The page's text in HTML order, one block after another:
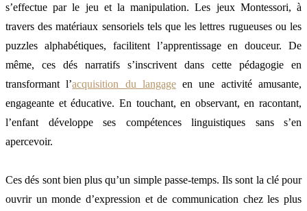
s’effectue par le jeu et la manipulation. Les jeux Montessori, à
travers des matériaux sensoriels tels que les lettres rugueuses ou les
puzzles alphabétiques, facilitent l’apprentissage en douceur. De
même, ces dés narratifs s’inscrivent dans cette pédagogie en
transformant l’acquisition du langageen une activité amusante,
engageante et éducative. En touchant, en observant, en racontant,
l’enfant développe ses compétences linguistiques sans s’en
apercevoir.
Ces dés sont bien plus qu’un simple passe-temps. Ils sont la clé pour
ouvrir un monde d’expression et de communication chez les plus